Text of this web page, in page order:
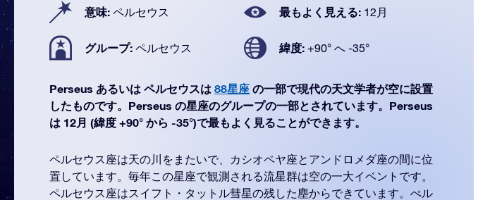
意味: ペルセウス 最もよく見える: 12月
グループ: ペルセウス 緯度: +90° へ -35°
Perseus あるいは ペルセウスは 88星座 の一部で現代の天文学者が空に設置
したものです。Perseus の星座のグループの一部とされています。Perseus
は 12月 (緯度 +90° から -35°)で最もよく見ることができます。
ペルセウス座は天の川をまたいで、カシオペヤ座とアンドロメダ座の間に位
置しています。毎年この星座で観測される流星群は空の一大イベントです。
ペルセウス座はスイフト・タットル彗星の残した塵からできています。ぺル